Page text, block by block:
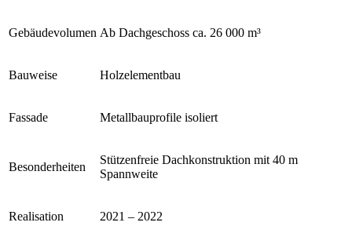
Gebäudevolumen Ab Dachgeschoss ca. 26 000 m³
Bauweise Holzelementbau
Fassade Metallbauprofile isoliert
Besonderheiten
Stützenfreie Dachkonstruktion mit 40 m
Spannweite
Realisation 2021 – 2022